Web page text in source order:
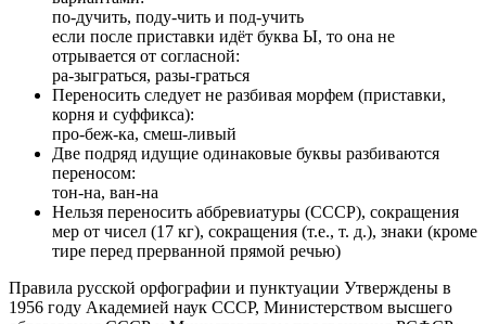
по-дучить, поду-чить и под-учить
если после приставки идёт буква Ы, то она не
отрывается от согласной:
ра-зыграться, разы-граться
Переносить следует не разбивая морфем (приставки,
корня и суффикса):
про-беж-ка, смеш-ливый
Две подряд идущие одинаковые буквы разбиваются
переносом:
тон-на, ван-на
Нельзя переносить аббревиатуры (СССР), сокращения
мер от чисел (17 кг), сокращения (т.е., т. д.), знаки (кроме
тире перед прерванной прямой речью)
Правила русской орфографии и пунктуации Утверждены в
1956 году Академией наук СССР, Министерством высшего